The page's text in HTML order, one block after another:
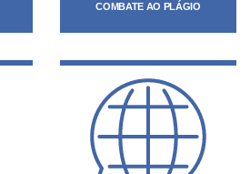
COMBATE AO PLÁGIO